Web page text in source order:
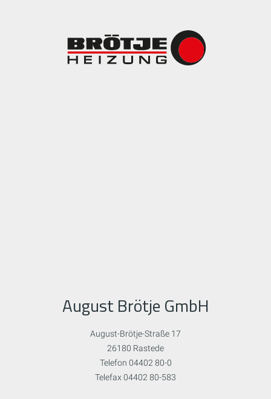
August Brötje GmbH
August-Brötje-Straße 17
26180 Rastede
Telefon 04402 80-0
Telefax 04402 80-583